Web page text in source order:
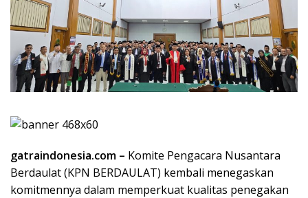
gatraindonesia.com – Komite Pengacara Nusantara
Berdaulat (KPN BERDAULAT) kembali menegaskan
komitmennya dalam memperkuat kualitas penegakan